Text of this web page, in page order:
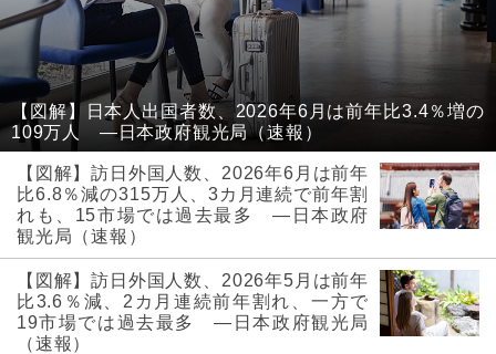
【図解】日本人出国者数、2026年6月は前年比3.4％増の
109万人 ―日本政府観光局（速報）
【図解】訪日外国人数、2026年6月は前年
比6.8％減の315万人、3カ月連続で前年割
れも、15市場では過去最多 ―日本政府
観光局（速報）
【図解】訪日外国人数、2026年5月は前年
比3.6％減、2カ月連続前年割れ、一方で
19市場では過去最多 ―日本政府観光局
（速報）